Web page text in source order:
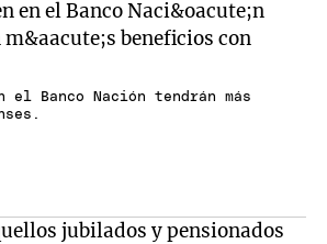
el Banco Nación tendrán más
jubilados y pensionados